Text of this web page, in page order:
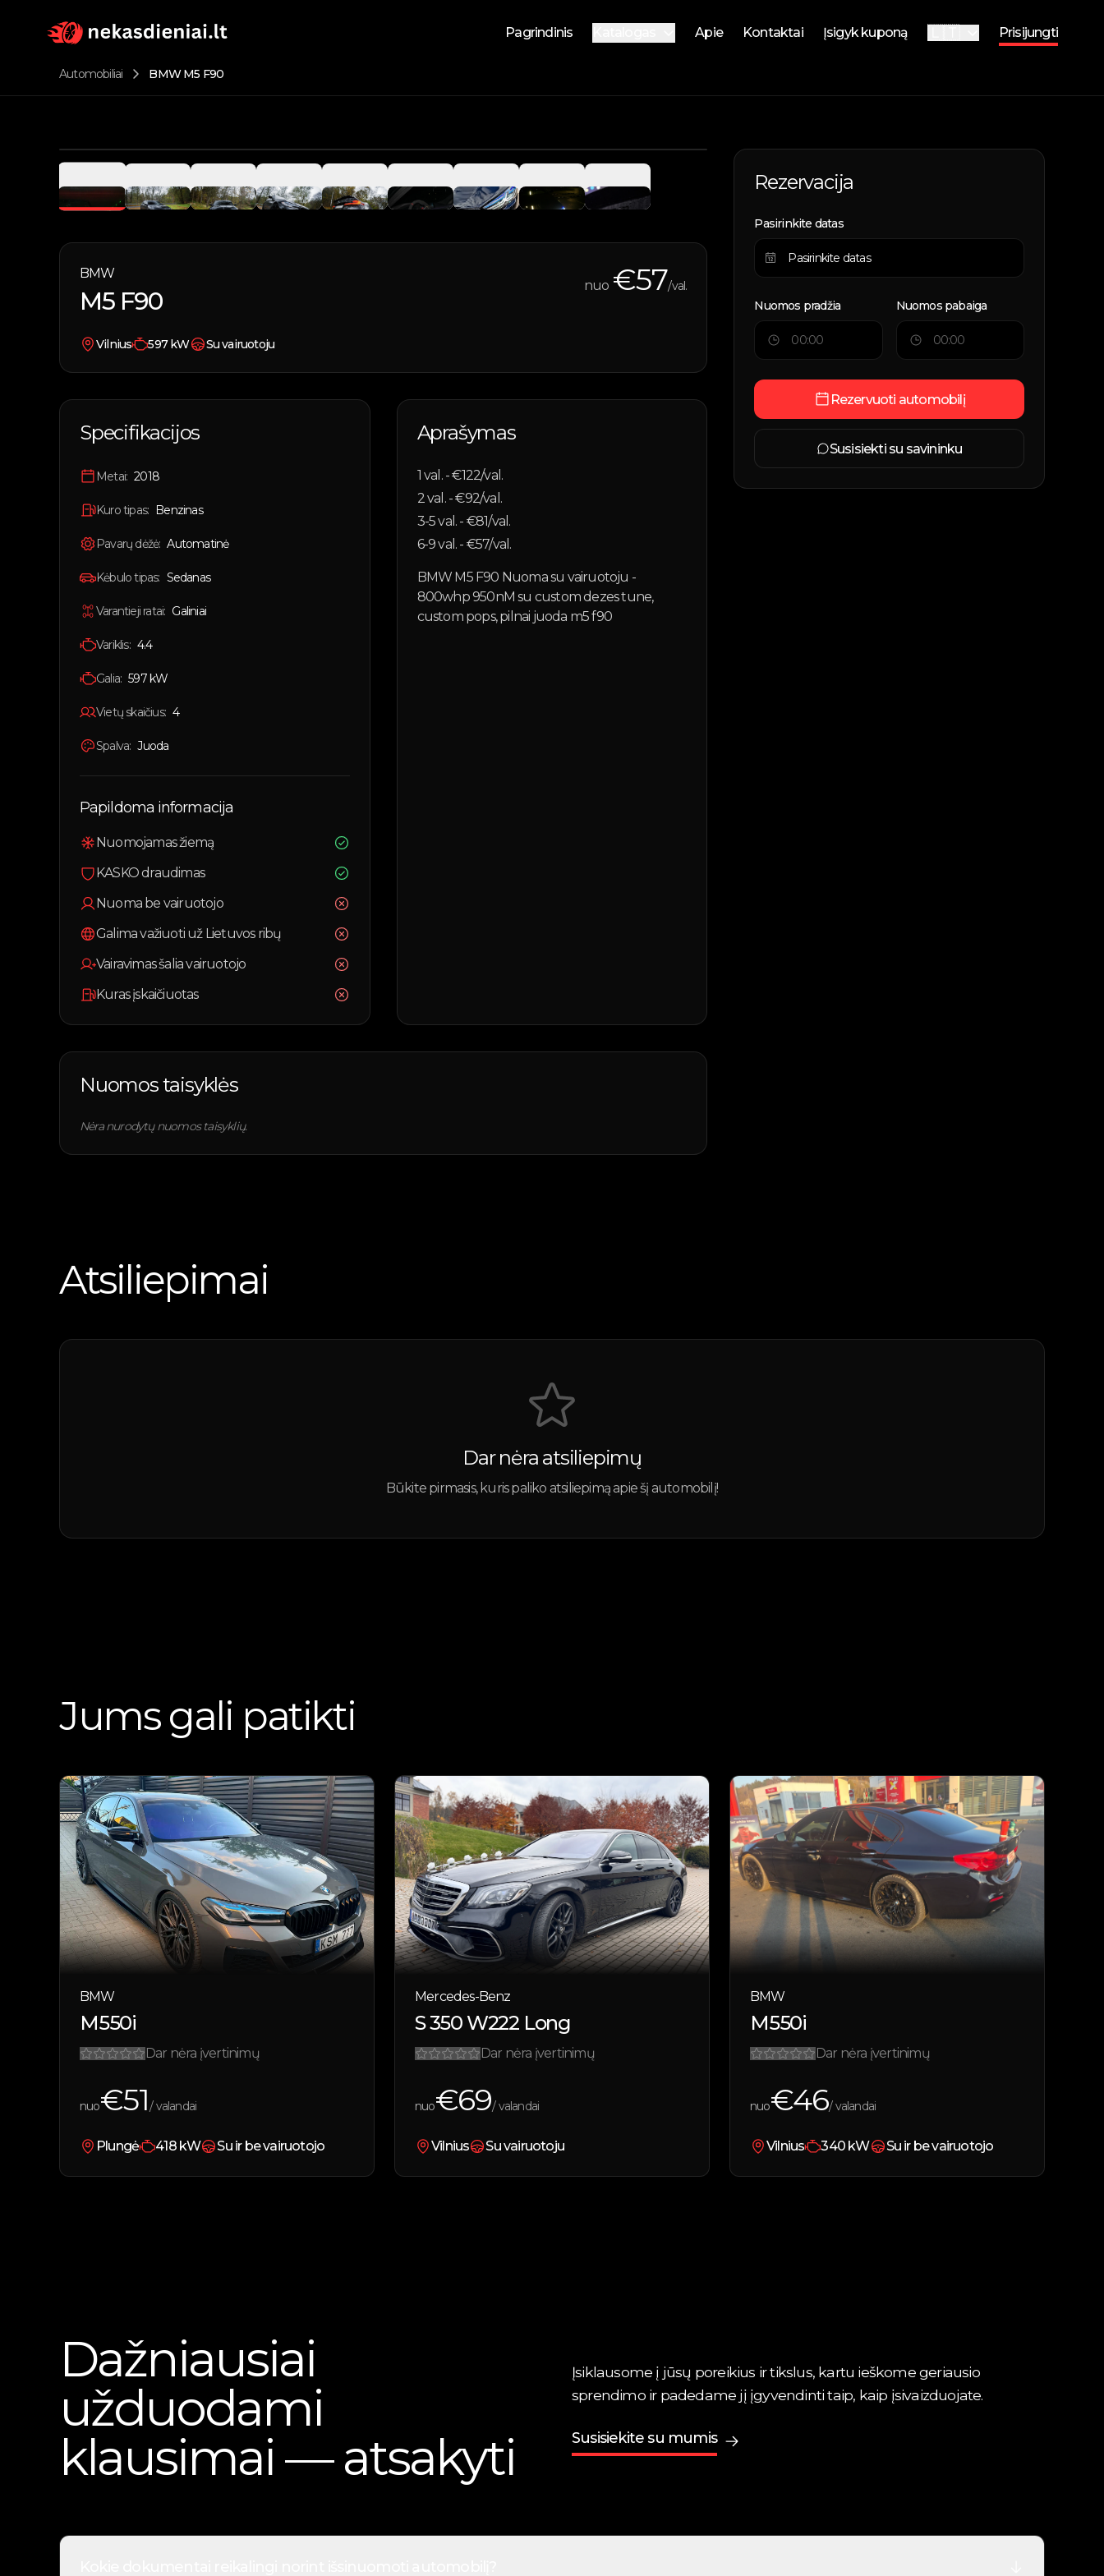
Pagrindinis
Parduodami automobiliai
Apie Kontaktai Įsigyk kuponą Prisijungti
Automobiliai BMW M5 F90
BMW
M5 F90
Vilnius 597kW Su vairuotoju
nuo €57/val.
Specifikacijos
Metai: 2018
Kuro tipas: Benzinas
Pavarų dėžė: Automatinė
Kėbulo tipas: Sedanas
Varantieji ratai: Galiniai
Variklis: 4.4
Galia: 597kW
Vietų skaičius: 4
Spalva: Juoda
Papildoma informacija
Nuomojamas žiemą
KASKO draudimas
Nuoma be vairuotojo
Galima važiuoti už Lietuvos ribų
Vairavimas šalia vairuotojo
Kuras įskaičiuotas
Aprašymas
1 val. - €122/val.
2val. - €92/val.
3-5val. - €81/val.
6-9val. - €57/val.
BMW M5 F90 Nuoma su vairuotoju -
800whp 950nM su custom dezes tune,
custom pops, pilnai juoda m5 f90
Nuomos taisyklės
Nėra nurodytų nuomos taisyklių.
Rezervacija
Pasirinkite datas
Nuomos pradžia Nuomos pabaiga
Rezervuoti automobilį
Susisiekti su savininku
Atsiliepimai
Dar nėra atsiliepimų
Būkite pirmasis, kuris paliko atsiliepimą apie šį automobilį!
Jums gali patikti
BMW
M550i
Dar nėra įvertinimų
nuo€51/ valandai
Plungė 418 kW Su ir be vairuotojo
Mercedes-Benz
S 350 W222 Long
Dar nėra įvertinimų
nuo€69/ valandai
Vilnius Su vairuotoju
BMW
M550i
Dar nėra įvertinimų
nuo€46/ valandai
Vilnius 340 kW Su ir be vairuotojo
Dažniausiai
užduodami
klausimai — atsakyti
Įsiklausome į jūsų poreikius ir tikslus, kartu ieškome geriausio
sprendimo ir padedame jį įgyvendinti taip, kaip įsivaizduojate.
Susisiekite su mumis